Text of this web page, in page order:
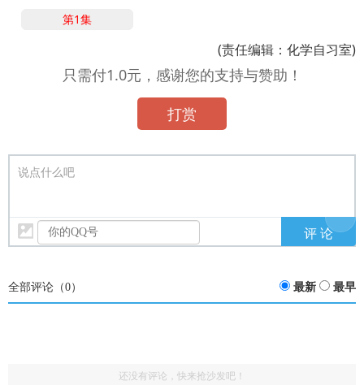
第1集
(责任编辑：化学自习室)
只需付1.0元，感谢您的支持与赞助！
打赏
说点什么吧
全部评论（0） 最新 最早
还没有评论，快来抢沙发吧！